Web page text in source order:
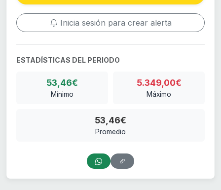
Inicia sesión para crear alerta
ESTADÍSTICAS DEL PERIODO
53,46€
Mínimo
5.349,00€
Máximo
53,46€
Promedio